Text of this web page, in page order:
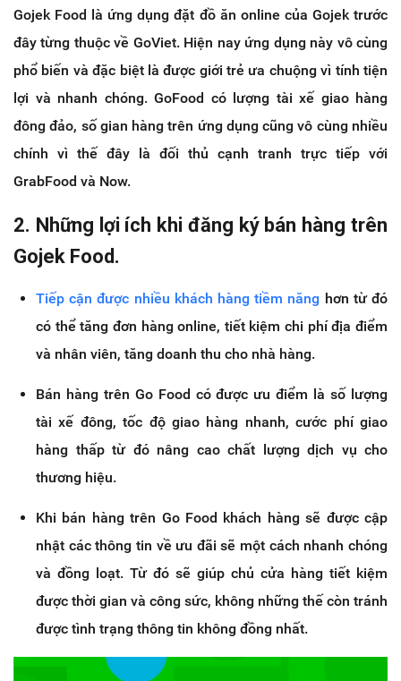
Gojek Food là ứng dụng đặt đồ ăn online của Gojek trước
đây từng thuộc về GoViet. Hiện nay ứng dụng này vô cùng
phổ biến và đặc biệt là được giới trẻ ưa chuộng vì tính tiện
lợi và nhanh chóng. GoFood có lượng tài xế giao hàng
đông đảo, số gian hàng trên ứng dụng cũng vô cùng nhiều
chính vì thế đây là đối thủ cạnh tranh trực tiếp với
GrabFood và Now.
2. Những lợi ích khi đăng ký bán hàng trên
Gojek Food.
Tiếp cận được nhiều khách hàng tiềm năng hơn từ đó
có thể tăng đơn hàng online, tiết kiệm chi phí địa điểm
và nhân viên, tăng doanh thu cho nhà hàng.
Bán hàng trên Go Food có được ưu điểm là số lượng
tài xế đông, tốc độ giao hàng nhanh, cước phí giao
hàng thấp từ đó nâng cao chất lượng dịch vụ cho
thương hiệu.
Khi bán hàng trên Go Food khách hàng sẽ được cập
nhật các thông tin về ưu đãi sẽ một cách nhanh chóng
và đồng loạt. Từ đó sẽ giúp chủ cửa hàng tiết kiệm
được thời gian và công sức, không những thế còn tránh
được tình trạng thông tin không đồng nhất.